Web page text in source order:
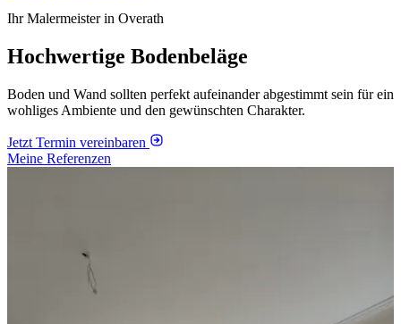
Ihr Malermeister in Overath
Hochwertige Bodenbeläge
Boden und Wand sollten perfekt aufeinander abgestimmt sein für ein
wohliges Ambiente und den gewünschten Charakter.
Jetzt Termin vereinbaren
Meine Referenzen